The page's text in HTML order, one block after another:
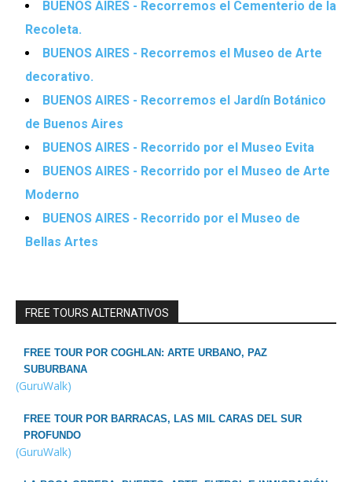
BUENOS AIRES - Recorremos el Cementerio de la
Recoleta.
BUENOS AIRES - Recorremos el Museo de Arte
decorativo.
BUENOS AIRES - Recorremos el Jardín Botánico
de Buenos Aires
BUENOS AIRES - Recorrido por el Museo Evita
BUENOS AIRES - Recorrido por el Museo de Arte
Moderno
BUENOS AIRES - Recorrido por el Museo de
Bellas Artes
FREE TOURS ALTERNATIVOS
FREE TOUR POR COGHLAN: ARTE URBANO, PAZ
SUBURBANA
(GuruWalk)
FREE TOUR POR BARRACAS, LAS MIL CARAS DEL SUR
PROFUNDO
(GuruWalk)